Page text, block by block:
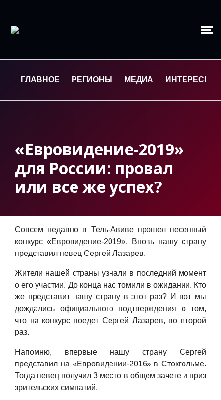
ГЛАВНОЕ РЕГИОНЫ МЕДИА ИНТЕРЕСНОЕ
«Евровидение-2019»
для России: провал
или все же успех?
Совсем недавно в Тель-Авиве прошел песенный
конкурс «Евровидение-2019». Вновь нашу страну
представил певец Сергей Лазарев.
Жители нашей страны узнали в последний момент
о его участии. До конца нас томили в ожидании. Кто
же представит нашу страну в этот раз? И вот мы
дождались официального подтверждения о том,
что на конкурс поедет Сергей Лазарев, во второй
раз.
Напомню, впервые нашу страну Сергей
представил на «Евровидении-2016»в Стокгольме.
Тогда певец получил 3 место в общем зачете и приз
зрительских симпатий.